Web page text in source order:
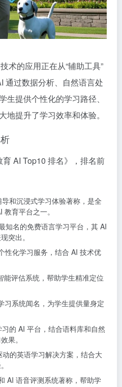
术的应用正在从“辅助工具”
通过数据分析、自然语言处
提供个性化的学习路径、
地提升了学习效率和体验。
AI Top10 排名》，排名前
和沉浸式学习体验著称，是全
育平台之一。
知名的免费语言学习平台，其 AI
突出。
性化学习服务，结合 AI 技术优
能评估系统，帮助学生精准定位
习系统闻名，为学生提供量身定
的 AI 平台，结合语料库和自然
果。
的英语学习解决方案，结合大
AI 语音评测系统著称，帮助学